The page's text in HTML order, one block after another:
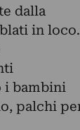
dalla
in loco.
i bambini
palchi